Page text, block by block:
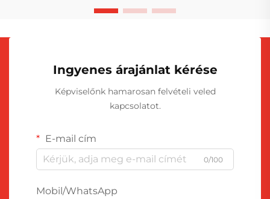
Ingyenes árajánlat kérése
Képviselőnk hamarosan felvételi veled
kapcsolatot.
E-mail cím
0/100
Mobil/WhatsApp